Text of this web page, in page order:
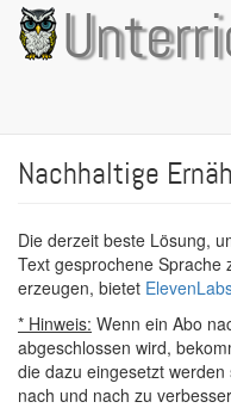
Direkt
zum
Inhalt
Nachhaltige
Die derzeit beste Lösung,
Text gesprochene Sprache
erzeugen, bietet
* Hinweis: Wenn ein Abo
abgeschlossen wird,
die dazu eingesetzt
nach und nach zu